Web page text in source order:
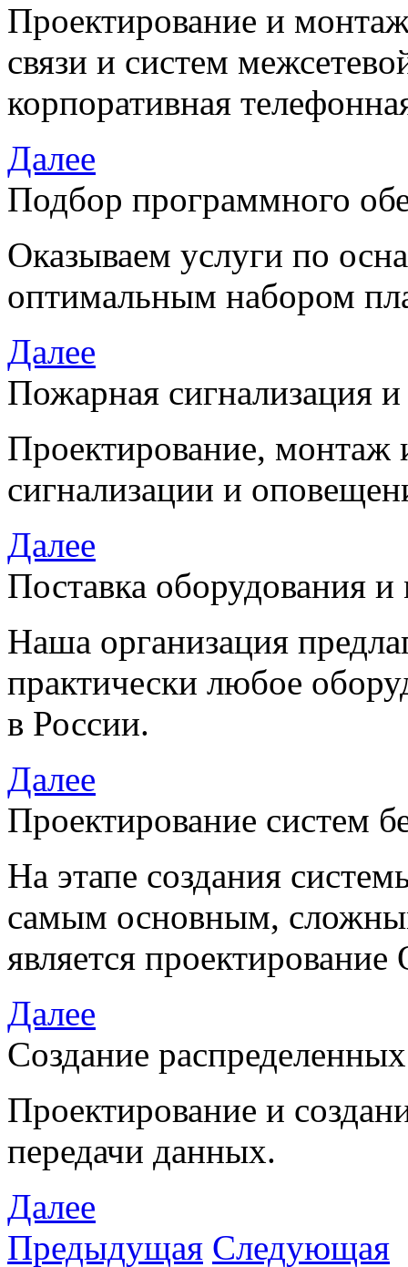
Проектирование и
связи и систем
корпоративная
Далее
Подбор программного
Оказываем услуги по
оптимальным набором
Далее
Пожарная сигнализация
Проектирование, монтаж
сигнализации и
Далее
Поставка оборудования и
Наша организация
практически любое
в России.
Далее
Проектирование систем
На этапе создания
самым основным,
является
Далее
Создание
Проектирование и
передачи данных.
Далее
Предыдущая Следующая